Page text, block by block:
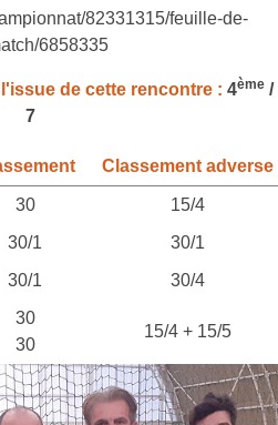
82331315/feuille-de-
6858335
de cette rencontre : 4ème /
7
Classement adverse
30
15/4
30/1
30/1
30/1
30/4
30
30
15/4 + 15/5